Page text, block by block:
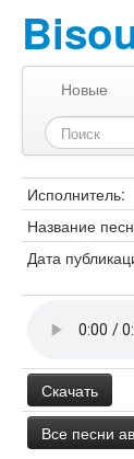
Новые
Исполнитель:
Название
Дата
Скачать
Все песни